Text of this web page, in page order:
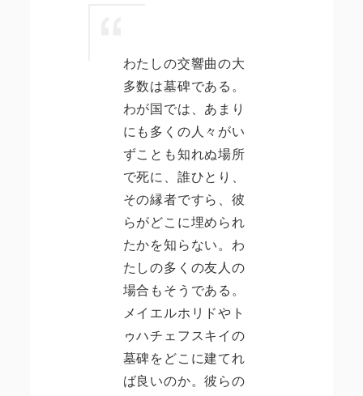
わたしの交響曲の大
多数は墓碑である。
わが国では、あまり
にも多くの人々がい
ずことも知れぬ場所
で死に、誰ひとり、
その縁者ですら、彼
らがどこに埋められ
たかを知らない。わ
たしの多くの友人の
場合もそうである。
メイエルホリドやト
ゥハチェフスキイの
墓碑をどこに建てれ
ば良いのか。彼らの